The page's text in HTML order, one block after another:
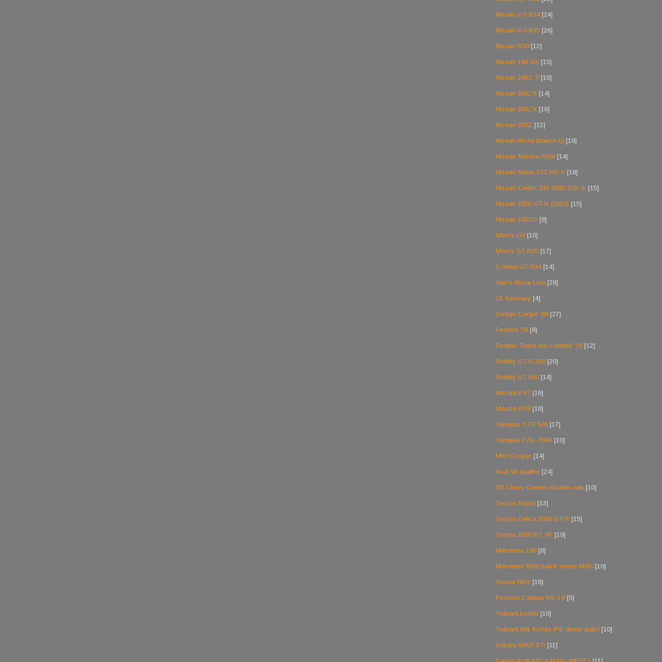
Nissan GT-R34 [24]
Nissan GT-R35 [26]
Nissan R30 [12]
Nissan 180 SX [15]
Nissan 280Z-T [10]
Nissan 300ZX [14]
Nissan 300ZX [16]
Nissan 350Z [12]
Nissan Micra (March 1) [19]
Nissan Terrano R3m [14]
Nissan Silvia S12 RS-X [18]
Nissan Cedric 330 2000 SGL-E [15]
Nissan 2000 GT-R (2019) [15]
Nissan 240ZG [8]
Mine's r34 [10]
Mine's GT-R35 [17]
C-West GT-R34 [14]
Han's Mona Lisa [28]
LB Kenmary [4]
Dodge Carger '69 [27]
Firebird '79 [8]
Pontiac Trans Am Firebird '70 [12]
Shelby GT-H 350 [20]
Shelby GT 500 [14]
Mazda RX7 [16]
Mazda RX8 [10]
Yamaha YZR 500 [17]
Yamaha FZR-750R [10]
Mini Cooper [14]
Audi 90 quattro [24]
'55 Chevy Cameo double cab [10]
Toyota Supra [13]
Toyota Celica 2000 GT-R [15]
Toyota 2000 GT '67 [19]
Mercedes 190 [8]
Mercedes Sl65 Balck series AMG [10]
Honda NSX [16]
Porsche Carrera RS 3.0 [5]
Trabant kombi [10]
Trabant 601 Kombi (PE demo autó) [10]
Subaru WRX STI [11]